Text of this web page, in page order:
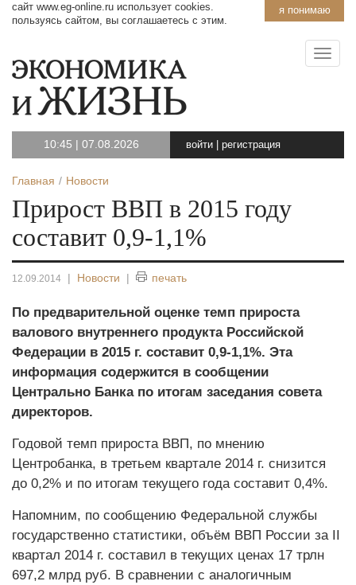
я понимаю
сайт www.eg-online.ru использует cookies.
пользуясь сайтом, вы соглашаетесь с этим.
10:45 | 07.08.2026 войти регистрация
Главная Новости
Прирост ВВП в 2015 году
составит 0,9-1,1%
12.09.2014 | Новости | печать
По предварительной оценке темп прироста
валового внутреннего продукта Российской
Федерации в 2015 г. составит 0,9-1,1%. Эта
информация содержится в сообщении
Центрально Банка по итогам заседания совета
директоров.
Годовой темп прироста ВВП, по мнению
Центробанка, в третьем квартале 2014 г. снизится
до 0,2% и по итогам текущего года составит 0,4%.
Напомним, по сообщению Федеральной службы
государственно статистики, объём ВВП России за II
квартал 2014 г. составил в текущих ценах 17 трлн
697,2 млрд руб. В сравнении с аналогичным